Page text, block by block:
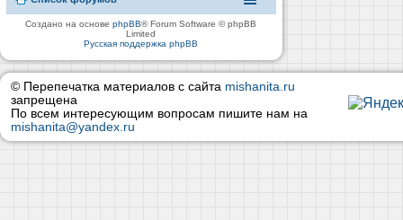
Создано на основеphpBB® Forum Software © phpBB
Limited
Русская поддержка phpBB
© Перепечатка материалов с сайта mishanita.ru
запрещена
По всем интересующим вопросам пишите нам на
mishanita@yandex.ru